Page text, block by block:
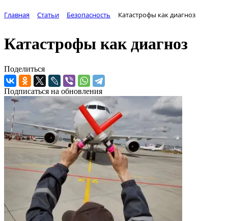
Главная Статьи Безопасность Катастрофы как диагноз
Катастрофы как диагноз
Поделиться
Подписаться на обновления